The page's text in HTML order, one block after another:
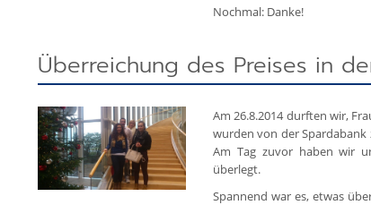
Nochmal: Danke!
Überreichung des Preises in
Am 26.8.2014 durften wir,
wurden von der Spardabank
Am Tag zuvor haben wir
überlegt.
Spannend war es, etwas